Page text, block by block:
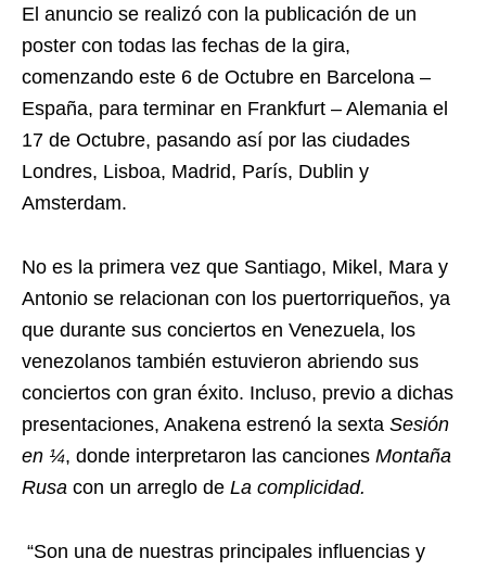
El anuncio se realizó con la publicación de un
poster con todas las fechas de la gira,
comenzando este 6 de Octubre en Barcelona –
España, para terminar en Frankfurt – Alemania el
17 de Octubre, pasando así por las ciudades
Londres, Lisboa, Madrid, París, Dublin y
Amsterdam.
No es la primera vez que Santiago, Mikel, Mara y
Antonio se relacionan con los puertorriqueños, ya
que durante sus conciertos en Venezuela, los
venezolanos también estuvieron abriendo sus
conciertos con gran éxito. Incluso, previo a dichas
presentaciones, Anakena estrenó la sexta Sesión
en ¼, donde interpretaron las canciones Montaña
Rusa con un arreglo de La complicidad.
“Son una de nuestras principales influencias y